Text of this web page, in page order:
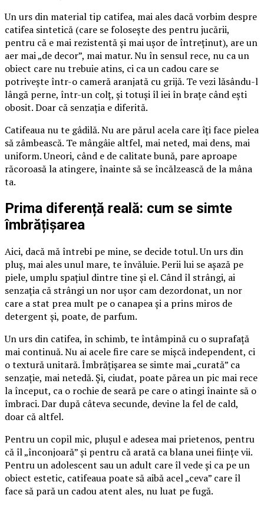
Un urs din material tip catifea, mai ales dacă vorbim despre
catifea sintetică (care se folosește des pentru jucării,
pentru că e mai rezistentă și mai ușor de întreținut), are un
aer mai „de decor”, mai matur. Nu în sensul rece, nu ca un
obiect care nu trebuie atins, ci ca un cadou care se
potrivește într-o cameră aranjată cu grijă. Te vezi lăsându-l
lângă perne, într-un colț, și totuși îl iei în brațe când ești
obosit. Doar că senzația e diferită.
Catifeaua nu te gâdilă. Nu are părul acela care îți face pielea
să zâmbească. Te mângâie altfel, mai neted, mai dens, mai
uniform. Uneori, când e de calitate bună, pare aproape
răcoroasă la atingere, înainte să se încălzească de la mâna
ta.
Prima diferență reală: cum se simte
îmbrățișarea
Aici, dacă mă întrebi pe mine, se decide totul. Un urs din
pluș, mai ales unul mare, te învăluie. Perii lui se așază pe
piele, umplu spațiul dintre tine și el. Când îl strângi, ai
senzația că strângi un nor ușor cam dezordonat, un nor
care a stat prea mult pe o canapea și a prins miros de
detergent și, poate, de parfum.
Un urs din catifea, în schimb, te întâmpină cu o suprafață
mai continuă. Nu ai acele fire care se mișcă independent, ci
o textură unitară. Îmbrățișarea se simte mai „curată” ca
senzație, mai netedă. Și, ciudat, poate părea un pic mai rece
la început, ca o rochie de seară pe care o atingi înainte să o
îmbraci. Dar după câteva secunde, devine la fel de cald,
doar că altfel.
Pentru un copil mic, plușul e adesea mai prietenos, pentru
că îl „înconjoară” și pentru că arată ca blana unei ființe vii.
Pentru un adolescent sau un adult care îl vede și ca pe un
obiect estetic, catifeaua poate să aibă acel „ceva” care îl
face să pară un cadou atent ales, nu luat pe fugă.